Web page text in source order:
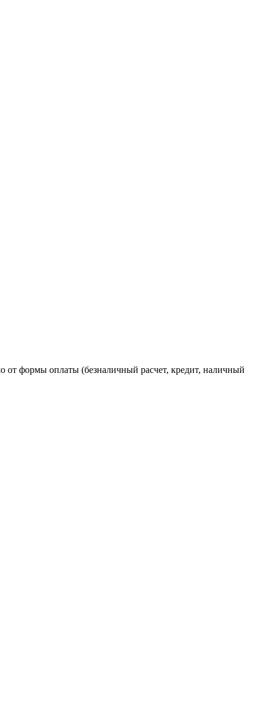
от формы оплаты (безналичный расчет, кредит, наличный